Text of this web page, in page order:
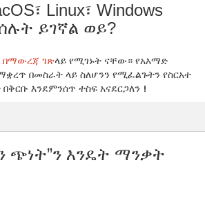
Linux፣ Windows
ይገኛል ወይ?
በማውረጃ ገጽላይ የሚገኑት ናቸው። የአእማድ
በመስራት ላይ ስለሆንን የሚፈልጉትን የስርአተ
እንደምንሰጥ ተስፍ አናደርጋለን！
ጭነት”ን እንዴት ማንቃት